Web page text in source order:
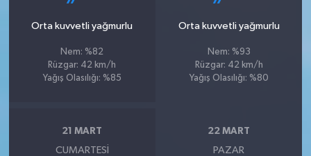
Orta kuvvetli yağmurlu
Nem: %82
Rüzgar: 42 km/h
Yağış Olasılığı: %85
Orta kuvvetli yağmurlu
Nem: %93
Rüzgar: 42 km/h
Yağış Olasılığı: %80
21 MART
CUMARTESI
22 MART
PAZAR